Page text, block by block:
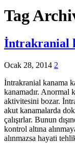
Tag
İntrakranial
Ocak 28, 2014 2
İntrakranial kanama
kanamadır. Anormal
aktivitesini bozar.
akut kanamalarda
çalışırlar. Bunun
kontrol altına
alınmazsa hayati